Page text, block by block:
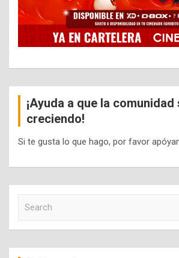
¡Ayuda a que la comunidad
creciendo!
Si te gusta lo que hago, por favor
c